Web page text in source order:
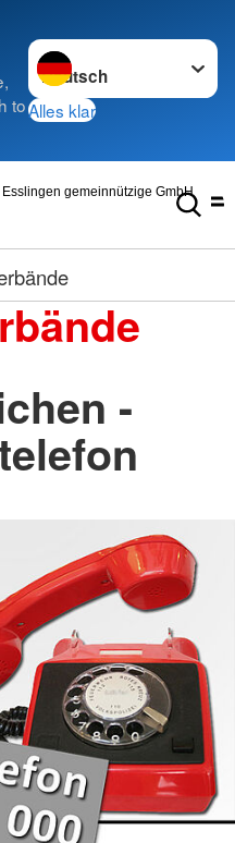
to
Sprache wechseln zu
Alles klar
gemeinnützige GmbH
-